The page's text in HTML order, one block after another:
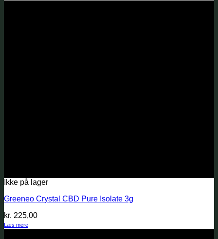
Ikke på lager
Greeneo Crystal CBD Pure Isolate 3g
kr. 225,00
Læs mere